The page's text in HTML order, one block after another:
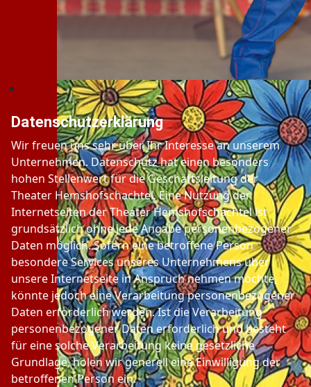
Datenschutzerklärung
Wir freuen uns sehr über Ihr Interesse an unserem
Unternehmen. Datenschutz hat einen besonders
hohen Stellenwert für die Geschäftsleitung der
Theater Hemshofschachtel. Eine Nutzung der
Internetseiten der Theater Hemshofschachtel ist
grundsätzlich ohne jede Angabe personenbezogener
Daten möglich. Sofern eine betroffene Person
besondere Services unseres Unternehmens über
unsere Internetseite in Anspruch nehmen möchte,
könnte jedoch eine Verarbeitung personenbezogener
Daten erforderlich werden. Ist die Verarbeitung
personenbezogener Daten erforderlich und besteht
für eine solche Verarbeitung keine gesetzliche
Grundlage, holen wir generell eine Einwilligung der
betroffenen Person ein.